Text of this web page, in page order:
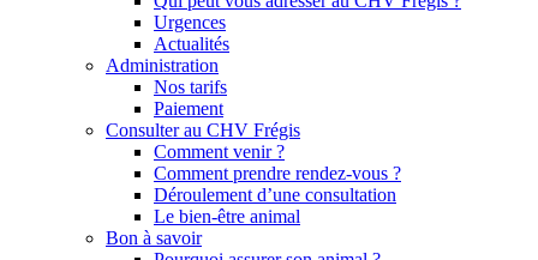
Urgences
Actualités
Administration
Nos tarifs
Paiement
Consulter au CHV Frégis
Comment venir ?
Comment prendre rendez-vous ?
Déroulement d’une consultation
Le bien-être animal
Bon à savoir